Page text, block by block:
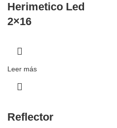
Herimetico Led
2×16
Leer más
Reflector